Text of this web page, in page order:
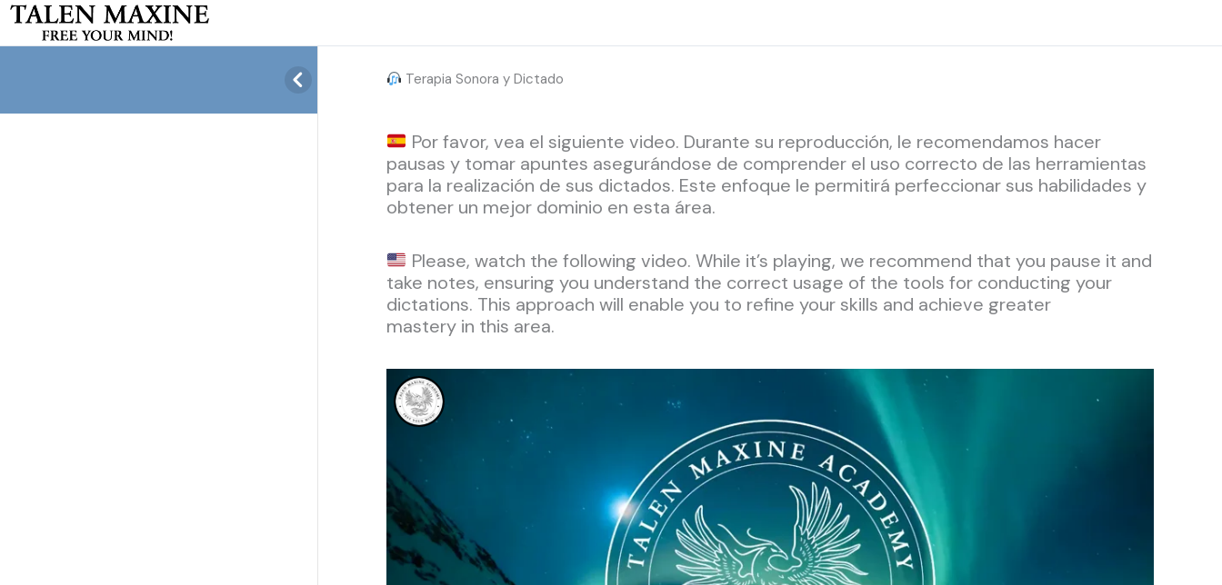
Terapia Sonora y Dictado
Por favor, vea el siguiente video. Durante su reproducción, le recomendamos hacer
pausas y tomar apuntes asegurándose de comprender el uso correcto de las herramientas
para la realización de sus dictados. Este enfoque le permitirá perfeccionar sus habilidades y
obtener un mejor dominio en esta área.
Please, watch the following video. While it’s playing, we recommend that you pause it and
take notes, ensuring you understand the correct usage of the tools for conducting your
dictations. This approach will enable you to refine your skills and achieve greater
mastery in this area.